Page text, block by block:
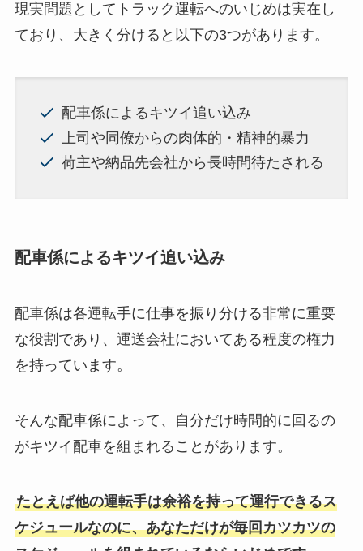
現実問題としてトラック運転へのいじめは実在し
ており、大きく分けると以下の3つがあります。
配車係によるキツイ追い込み
上司や同僚からの肉体的・精神的暴力
荷主や納品先会社から長時間待たされる
配車係によるキツイ追い込み
配車係は各運転手に仕事を振り分ける非常に重要
な役割であり、運送会社においてある程度の権力
を持っています。
そんな配車係によって、自分だけ時間的に回るの
がキツイ配車を組まれることがあります。
たとえば他の運転手は余裕を持って運行できるス
ケジュールなのに、あなただけが毎回カツカツの